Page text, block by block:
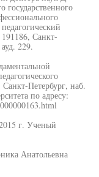
государственного
Санкт-
229.
Петербург, наб.
по адресу:
г. Ученый
Анатольевна